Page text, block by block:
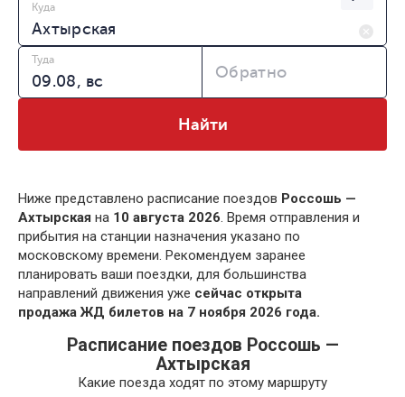
Куда
Туда
Обратно
Найти
Ниже представлено расписание поездов Россошь —
Ахтырская на 10 августа 2026. Время отправления и
прибытия на станции назначения указано по
московскому времени. Рекомендуем заранее
планировать ваши поездки, для большинства
направлений движения уже сейчас открыта
продажа ЖД билетов на 7 ноября 2026 года.
Расписание поездов Россошь —
Ахтырская
Какие поезда ходят по этому маршруту